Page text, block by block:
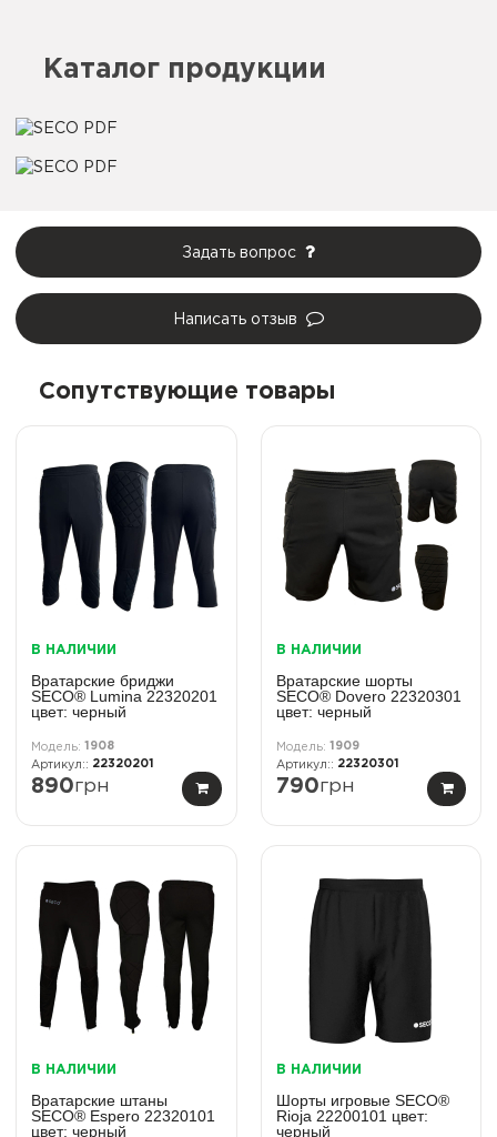
Каталог продукции
Задать вопрос
Написать отзыв
Сопутствующие товары
В НАЛИЧИИ
Вратарские бриджи
SECO® Lumina 22320201
цвет: черный
1908
22320201
890грн
В НАЛИЧИИ
Вратарские шорты
SECO® Dovero 22320301
цвет: черный
1909
22320301
790грн
В НАЛИЧИИ
Вратарские штаны
SECO® Espero 22320101
цвет: черный
В НАЛИЧИИ
Шорты игровые SECO®
Rioja 22200101 цвет:
черный